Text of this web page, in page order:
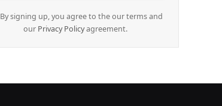
By signing up, you agree to the our terms and
our Privacy Policyagreement.